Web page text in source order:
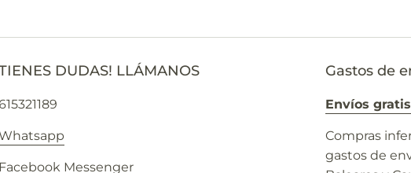
DUDAS! LLÁMANOS
Facebook Messenger
Gastos de
Envíos
Compras
gastos de